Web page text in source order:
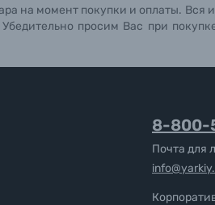
на момент покупки и оплаты. Вся
просим Вас при
8-800-
Почта для